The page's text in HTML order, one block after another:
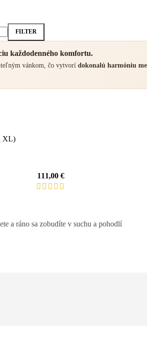
FILTER
každodenného komfortu.
vánkom, čo vytvorí dokonalú harmóniu
111,00 €
a ráno sa zobudíte v suchu a pohodlí